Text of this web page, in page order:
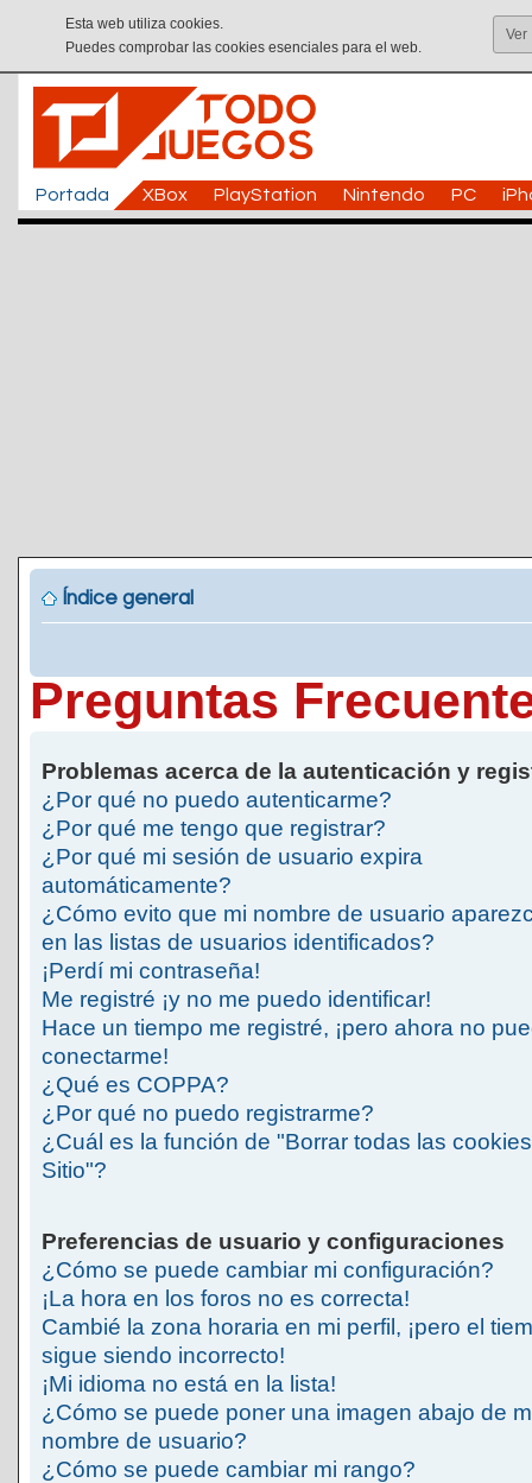
Esta web utiliza cookies.
Puedes comprobar las cookies esenciales para el web.
Ver
Portada XBox PlayStation Nintendo PC
Índice general
Preguntas
Problemas acerca de la autenticación y
¿Por qué no puedo autenticarme?
¿Por qué me tengo que registrar?
¿Por qué mi sesión de usuario expira
automáticamente?
¿Cómo evito que mi nombre de usuario
en las listas de usuarios identificados?
¡Perdí mi contraseña!
Me registré ¡y no me puedo identificar!
Hace un tiempo me registré, ¡pero ahora no
conectarme!
¿Qué es COPPA?
¿Por qué no puedo registrarme?
¿Cuál es la función de "Borrar todas las
Sitio"?
Preferencias de usuario y configuraciones
¿Cómo se puede cambiar mi configuración?
¡La hora en los foros no es correcta!
Cambié la zona horaria en mi perfil, ¡pero el
sigue siendo incorrecto!
¡Mi idioma no está en la lista!
¿Cómo se puede poner una imagen abajo de
nombre de usuario?
¿Cómo se puede cambiar mi rango?